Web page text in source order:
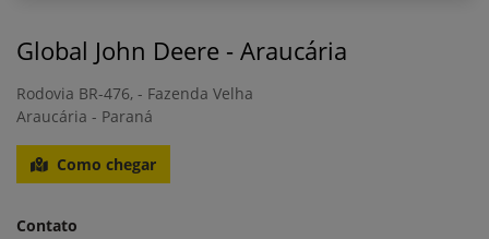
Global John Deere - Araucária
Rodovia BR-476, - Fazenda Velha
Araucária - Paraná
Como chegar
Contato